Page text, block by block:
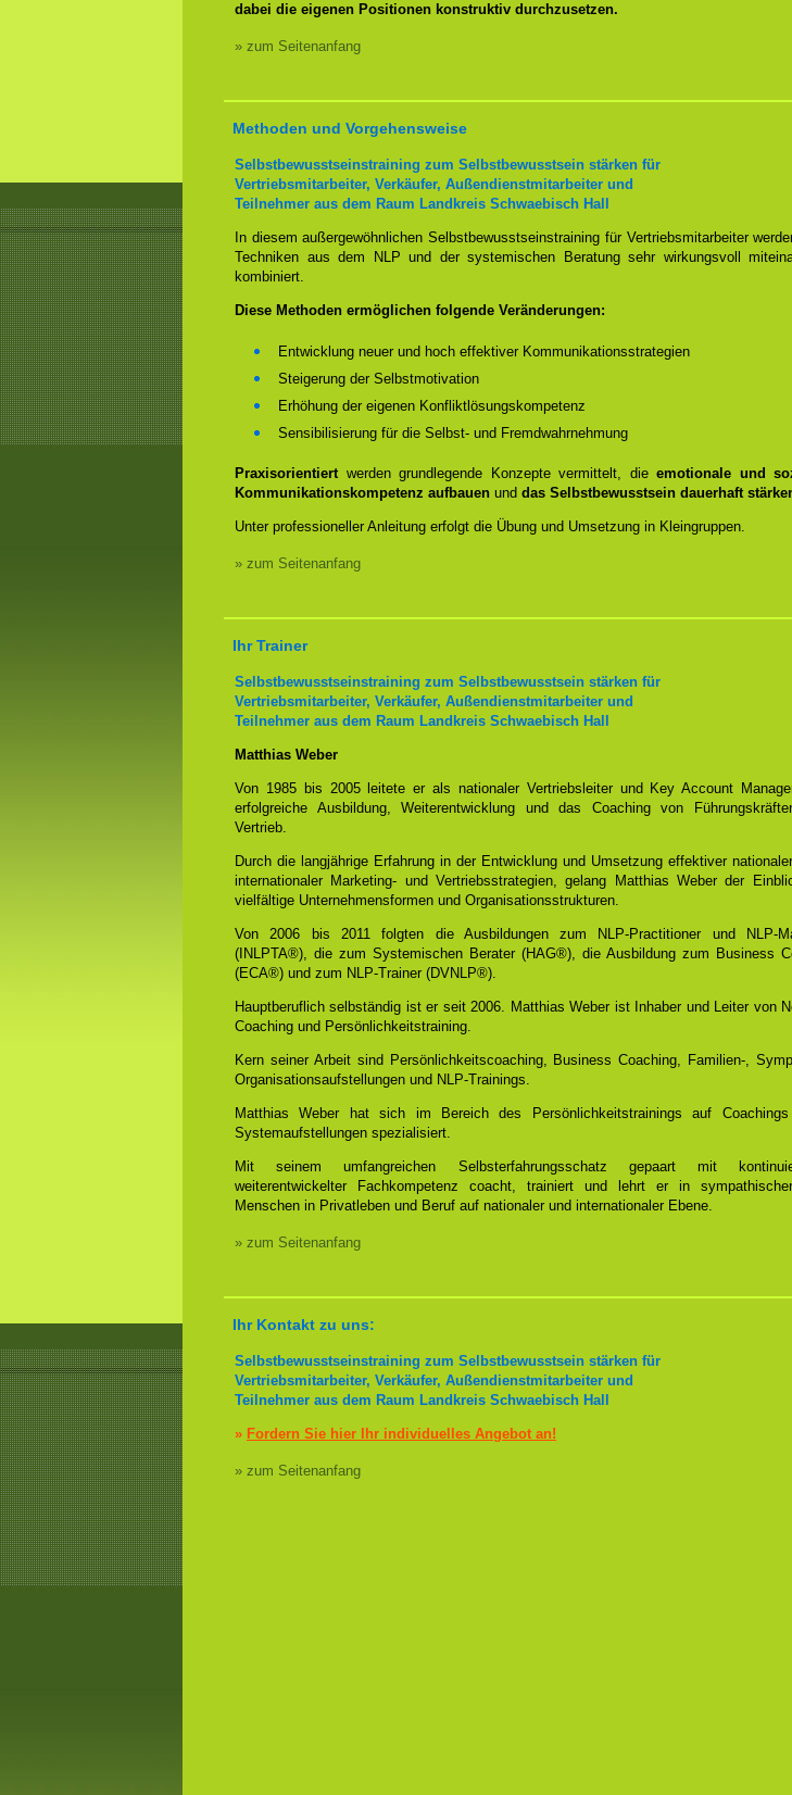
dabei die eigenen Positionen konstruktiv durchzusetzen.
» zum Seitenanfang
Methoden und Vorgehensweise
Selbstbewusstseinstraining zum Selbstbewusstsein stärken für
Vertriebsmitarbeiter, Verkäufer, Außendienstmitarbeiter und
Teilnehmer aus dem Raum Landkreis Schwaebisch Hall
In diesem außergewöhnlichen Selbstbewusstseinstraining für Vertriebsmitarbeiter
Techniken aus dem NLP und der systemischen Beratung sehr wirkungsvoll
kombiniert.
Diese Methoden ermöglichen folgende Veränderungen:
Entwicklung neuer und hoch effektiver Kommunikationsstrategien
Steigerung der Selbstmotivation
Erhöhung der eigenen Konfliktlösungskompetenz
Sensibilisierung für die Selbst- und Fremdwahrnehmung
Praxisorientiertwerden grundlegende Konzepte vermittelt, die emotionale und
Kommunikationskompetenz aufbauen und das Selbstbewusstsein dauerhaft
Unter professioneller Anleitung erfolgt die Übung und Umsetzung in Kleingruppen.
» zum Seitenanfang
Ihr Trainer
Selbstbewusstseinstraining zum Selbstbewusstsein stärken für
Vertriebsmitarbeiter, Verkäufer, Außendienstmitarbeiter und
Teilnehmer aus dem Raum Landkreis Schwaebisch Hall
Matthias Weber
Von 1985 bis 2005 leitete er als nationaler Vertriebsleiter und Key Account
erfolgreiche Ausbildung, Weiterentwicklung und das Coaching von
Vertrieb.
Durch die langjährige Erfahrung in der Entwicklung und Umsetzung effektiver
internationaler Marketing- und Vertriebsstrategien, gelang Matthias Weber der
vielfältige Unternehmensformen und Organisationsstrukturen.
Von 2006 bis 2011 folgten die Ausbildungen zum NLP-Practitioner und NLP-
(INLPTA®), die zum Systemischen Berater (HAG®), die Ausbildung zum Business
(ECA®) und zum NLP-Trainer (DVNLP®).
Hauptberuflich selbständig ist er seit 2006. Matthias Weber ist Inhaber und Leiter von
Coaching und Persönlichkeitstraining.
Kern seiner Arbeit sind Persönlichkeitscoaching, Business Coaching, Familien-,
Organisationsaufstellungen und NLP-Trainings.
Matthias Weber hat sich im Bereich des Persönlichkeitstrainings auf
Systemaufstellungen spezialisiert.
Mit seinem umfangreichen Selbsterfahrungsschatz gepaart mit
weiterentwickelter Fachkompetenz coacht, trainiert und lehrt er in
Menschen in Privatleben und Beruf auf nationaler und internationaler Ebene.
» zum Seitenanfang
Ihr Kontakt zu uns:
Selbstbewusstseinstraining zum Selbstbewusstsein stärken für
Vertriebsmitarbeiter, Verkäufer, Außendienstmitarbeiter und
Teilnehmer aus dem Raum Landkreis Schwaebisch Hall
» Fordern Sie hier Ihr individuelles Angebot an!
» zum Seitenanfang